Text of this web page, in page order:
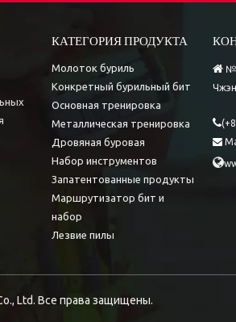
КАТЕГОРИЯ ПРОДУКТА
Молоток буриль
Конкретный бурильный бит
Основная тренировка
Металлическая тренировка
Дровяная буровая
Набор инструментов
Запатентованные продукты
Маршрутизатор бит и
набор
Лезвие пилы
 №



Ltd. Все права защищены.